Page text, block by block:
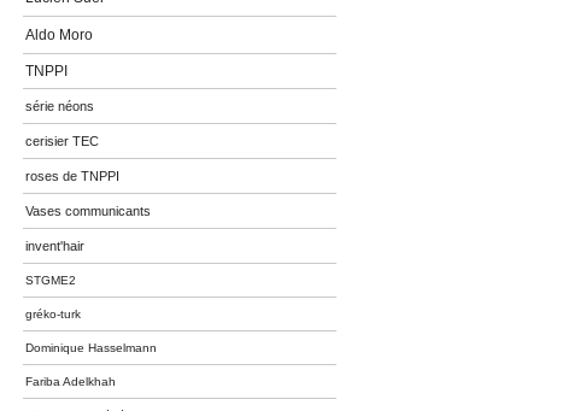
Aldo Moro
TNPPI
série néons
cerisier TEC
roses de TNPPI
Vases communicants
invent'hair
STGME2
gréko-turk
Dominique Hasselmann
Fariba Adelkhah